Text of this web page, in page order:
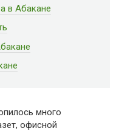
в Абакане
много
офисной